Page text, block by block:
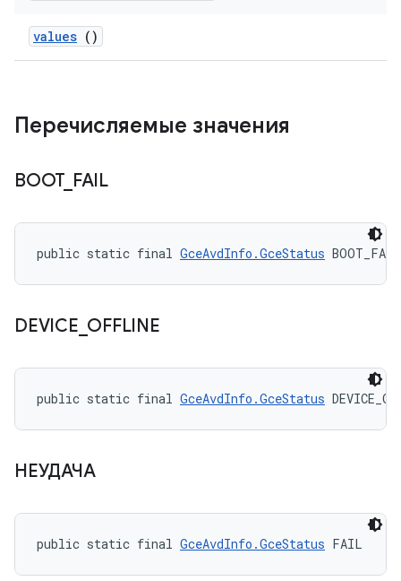
values ()
Перечисляемые значения
BOOT_ FAIL
public static final GceAvdInfo.GceStatus BOOT_FAIL
DEVICE OFFLINE
public static final GceAvdInfo.GceStatus
НЕУДАЧА
public static final GceAvdInfo.GceStatus FAIL